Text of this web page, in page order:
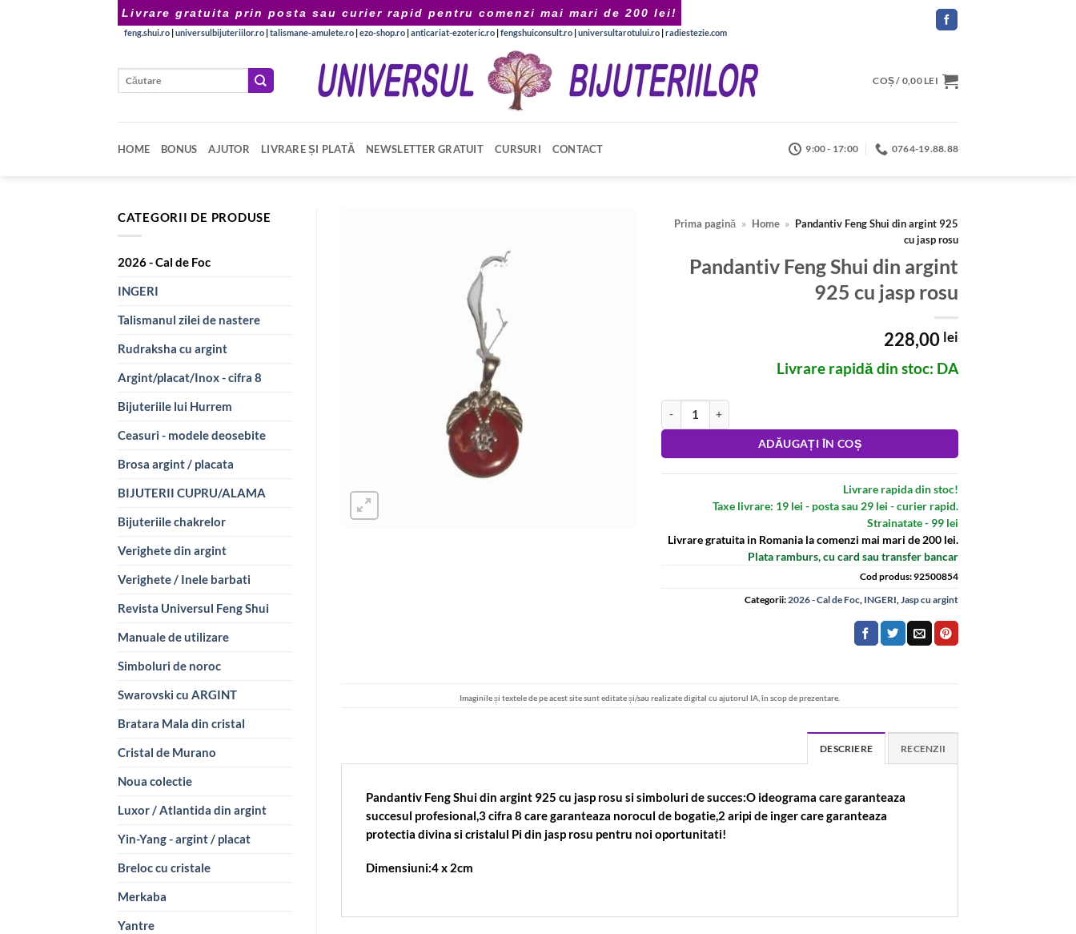
Livrare gratuita prin posta sau curier rapid pentru comenzi mai mari de 200 lei!
feng.shui.ro|universulbijuteriilor.ro|talismane-amulete.ro|ezo-shop.ro|anticariat-ezoteric.ro|fengshuiconsult.ro|universultarotului.ro|radiestezie.com
Caută
COȘ / 0,00 LEI
HOME BONUS AJUTOR LIVRARE ȘI PLATĂ NEWSLETTER GRATUIT CURSURI CONTACT 9:00 - 17:00 0764-19.88.88
CATEGORII DE PRODUSE
2026 - Cal de Foc
INGERI
Talismanul zilei de nastere
Rudraksha cu argint
Argint/placat/Inox - cifra 8
Bijuteriile lui Hurrem
Ceasuri - modele deosebite
Brosa argint / placata
BIJUTERII CUPRU/ALAMA
Bijuteriile chakrelor
Verighete din argint
Verighete / Inele barbati
Revista Universul Feng Shui
Manuale de utilizare
Simboluri de noroc
Swarovski cu ARGINT
Bratara Mala din cristal
Cristal de Murano
Noua colectie
Luxor / Atlantida din argint
Yin-Yang - argint / placat
Breloc cu cristale
Merkaba
Yantre
Prima pagină » Home » Pandantiv Feng Shui din argint 925
cu jasp rosu
Pandantiv Feng Shui din argint
925 cu jasp rosu
228,00 lei
Livrare rapidă din stoc: DA
ADĂUGAȚI ÎN COȘ
Alternative:
Livrare rapida din stoc!
Taxe livrare: 19 lei - posta sau 29 lei - curier rapid.
Strainatate - 99 lei
Livrare gratuita in Romania la comenzi mai mari de 200 lei.
Plata ramburs, cu card sau transfer bancar
Cod produs:92500854
Categorii:2026 - Cal de Foc, INGERI,Jasp cu argint
Imaginile și textele de pe acest site sunt editate și/sau realizate digital cu ajutorul IA, în scop de prezentare.
DESCRIERE RECENZII
Pandantiv Feng Shui din argint 925 cu jasp rosu si simboluri de succes:O ideograma care garanteaza
succesul profesional,3 cifra 8 care garanteaza norocul de bogatie,2 aripi de inger care garanteaza
protectia divina si cristalul Pi din jasp rosu pentru noi oportunitati!
Dimensiuni:4 x 2cm